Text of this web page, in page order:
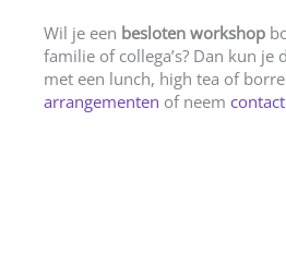
Wil je een besloten workshop
familie of collega’s? Dan kun
met een lunch, high tea of
arrangementen of neem contact